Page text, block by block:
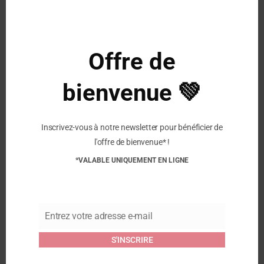
4 mars 2024
4 mars 2024
Article similaire
Commentaires
Offre de
bienvenue 💚
Inscrivez-vous à notre newsletter pour bénéficier de
l'offre de bienvenue* !
*VALABLE UNIQUEMENT EN LIGNE
Email
Entrez votre adresse e-mail
S'INSCRIRE